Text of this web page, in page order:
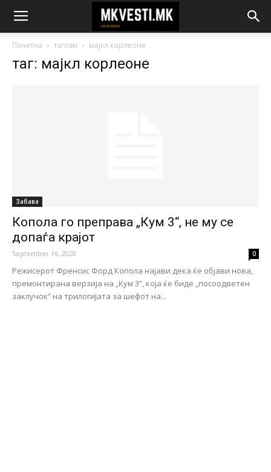
Почетна тагови мајкл корлеоне
таг: мајкл корлеоне
Забава
Копола го преправа „Кум 3“, не му се
допаѓа крајот
September 16, 2020 0
Режисерот Френсис Форд Копола најави дека ќе објави нова,
премонтирана верзија на „Кум 3“, која ќе биде „посоодветен
заклучок“ на трилогијата за шефот на...